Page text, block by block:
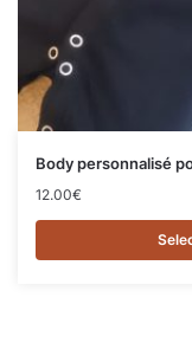
Body personnalisé
12.00€